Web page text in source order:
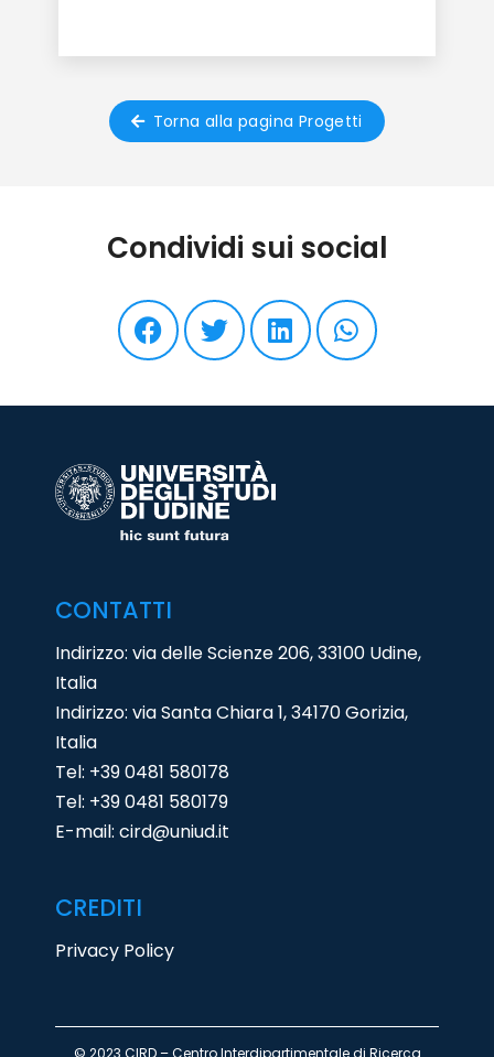
Torna alla pagina Progetti
Condividi sui social
CONTATTI
Indirizzo: via delle Scienze 206, 33100 Udine,
Italia
Indirizzo: via Santa Chiara 1, 34170 Gorizia,
Italia
Tel: +39 0481 580178
Tel: +39 0481 580179
E-mail: cird@uniud.it
CREDITI
Privacy Policy